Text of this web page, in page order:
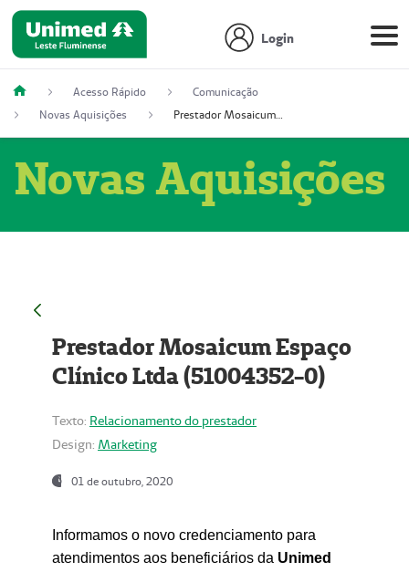
Login
Acesso Rápido
Comunicação
Novas Aquisições
Prestador Mosaicum Espaço Clínico Ltda (51004352-0)
Novas Aquisições
Prestador Mosaicum Espaço
Clínico Ltda (51004352-0)
Texto: Relacionamento do prestador
Design: Marketing
01 de outubro, 2020
Informamos o novo credenciamento para
atendimentos aos beneficiários da Unimed